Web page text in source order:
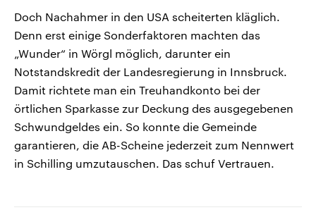
Doch Nachahmer in den USA scheiterten kläglich.
Denn erst einige Sonderfaktoren machten das
„Wunder“ in Wörgl möglich, darunter ein
Notstandskredit der Landesregierung in Innsbruck.
Damit richtete man ein Treuhandkonto bei der
örtlichen Sparkasse zur Deckung des ausgegebenen
Schwundgeldes ein. So konnte die Gemeinde
garantieren, die AB-Scheine jederzeit zum Nennwert
in Schilling umzutauschen. Das schuf Vertrauen.